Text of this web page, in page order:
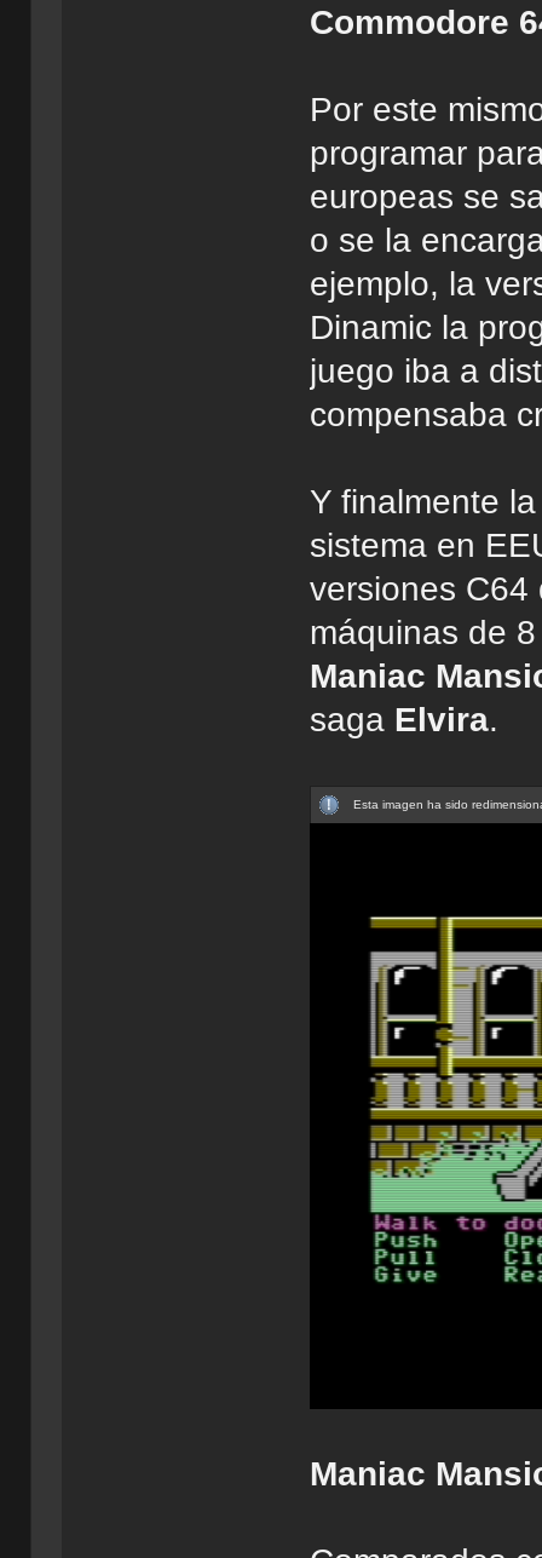
Commodore
Por este
programar
europeas se
o se la
ejemplo, la
Dinamic la
juego iba a
compensaba
Y finalmente
sistema en
versiones C64
máquinas de
Maniac
saga Elvira.
Esta imagen ha sido
Maniac